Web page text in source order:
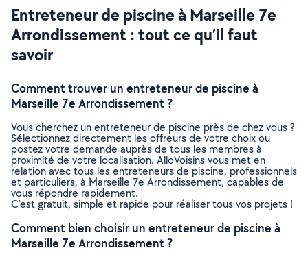
Entreteneur de piscine à Marseille 7e
Arrondissement : tout ce qu’il faut
savoir
Comment trouver un entreteneur de piscine à
Marseille 7e Arrondissement ?
Vous cherchez un entreteneur de piscine près de chez vous ?
Sélectionnez directement les offreurs de votre choix ou
postez votre demande auprès de tous les membres à
proximité de votre localisation. AlloVoisins vous met en
relation avec tous les entreteneurs de piscine, professionnels
et particuliers, à Marseille 7e Arrondissement, capables de
vous répondre rapidement.
C’est gratuit, simple et rapide pour réaliser tous vos projets !
Comment bien choisir un entreteneur de piscine à
Marseille 7e Arrondissement ?